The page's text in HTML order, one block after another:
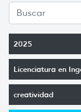
2025
Licenciatura en
creatividad